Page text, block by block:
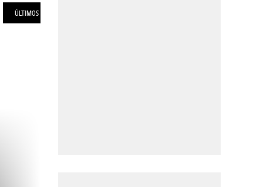
ÚLTIMOS KM